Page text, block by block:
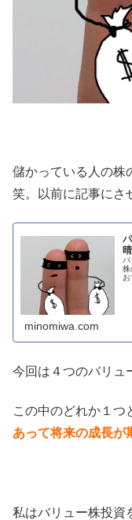
儲かっている人の株
笑。以前に記事にさ
株
minomiwa.com
今回は４つのバリュ
この中のどれか１つ
あって将来の成長が
私はバリュー株投資